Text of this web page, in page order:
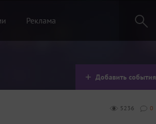
Реклама
Добавить события
0
5236